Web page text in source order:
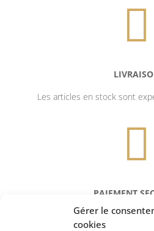
Gérer le
cookies

Les articles en stock sont

PAIEMENT
Réglez en toute